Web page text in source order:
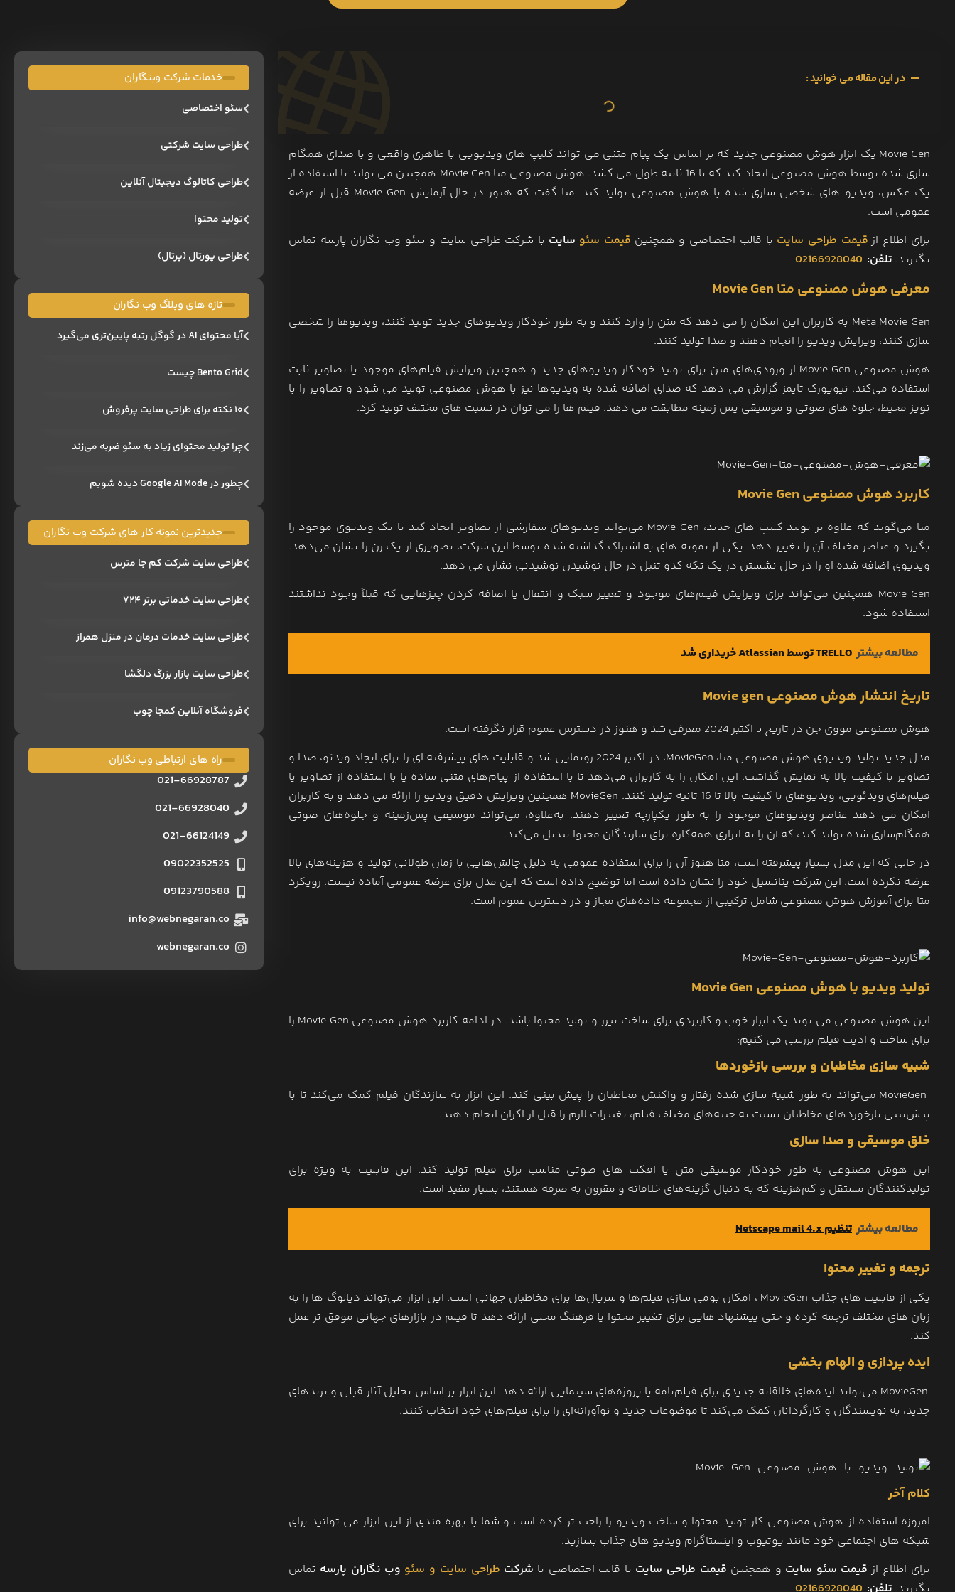
در این مقاله می خوانید :
Movie Gen یک ابزار هوش مصنوعی جدید که بر اساس یک پیام متنی می ‌تواند کلیپ‌ های ویدیویی با ظاهری واقعی و با صدای همگام‌
سازی شده توسط هوش مصنوعی ایجاد کند که تا 16 ثانیه طول می ‌کشد. هوش مصنوعی متا Movie Gen همچنین می تواند با استفاده از
یک عکس، ویدیو های شخصی سازی شده با هوش مصنوعی تولید کند. متا گفت که هنوز در حال آزمایش Movie Gen قبل از عرضه
عمومی است.
برای اطلاع از قیمت طراحی سایت با قالب اختصاصی و همچنین قیمت سئو سایت با شرکت طراحی سایت و سئو وب نگاران پارسه تماس
بگیرید. تلفن: 02166928040
معرفی هوش مصنوعی متا Movie Gen
Meta Movie Gen به کاربران این امکان را می دهد که متن را وارد کنند و به طور خودکار ویدیوهای جدید تولید کنند، ویدیوها را شخصی
سازی کنند، ویرایش ویدیو را انجام دهند و صدا تولید کنند.
هوش مصنوعی Movie Gen از ورودی‌های متن برای تولید خودکار ویدیوهای جدید و همچنین ویرایش فیلم‌های موجود یا تصاویر ثابت
استفاده می‌کند. نیویورک تایمز گزارش می دهد که صدای اضافه شده به ویدیوها نیز با هوش مصنوعی تولید می شود و تصاویر را با
نویز محیط، جلوه های صوتی و موسیقی پس زمینه مطابقت می دهد. فیلم ها را می توان در نسبت های مختلف تولید کرد.
کاربرد هوش مصنوعی Movie Gen
متا می‌گوید که علاوه بر تولید کلیپ ‌های جدید، Movie Gen می‌تواند ویدیوهای سفارشی از تصاویر ایجاد کند یا یک ویدیوی موجود را
بگیرد و عناصر مختلف آن را تغییر دهد. یکی از نمونه‌ های به اشتراک گذاشته شده توسط این شرکت، تصویری از یک زن را نشان می‌دهد.
ویدیوی اضافه شده او را در حال نشستن در یک تکه کدو تنبل در حال نوشیدن نوشیدنی نشان می دهد.
Movie Gen همچنین می‌تواند برای ویرایش فیلم‌های موجود و تغییر سبک و انتقال یا اضافه کردن چیزهایی که قبلاً وجود نداشتند
استفاده شود.
مطالعه بیشتر TRELLO توسط Atlassian خریداری شد
تاریخ انتشار هوش مصنوعی Movie gen
هوش مصنوعی مووی جن در تاریخ 5 اکتبر 2024 معرفی شد و هنوز در دسترس عموم قرار نگرفته است.
مدل جدید تولید ویدیوی هوش مصنوعی متا، MovieGen، در اکتبر 2024 رونمایی شد و قابلیت های پیشرفته ای را برای ایجاد ویدئو، صدا و
تصاویر با کیفیت بالا به نمایش گذاشت. این امکان را به کاربران می‌دهد تا با استفاده از پیام‌های متنی ساده یا با استفاده از تصاویر یا
فیلم‌های ویدئویی، ویدیوهای با کیفیت بالا تا 16 ثانیه تولید کنند. MovieGen همچنین ویرایش دقیق ویدیو را ارائه می دهد و به کاربران
امکان می دهد عناصر ویدیوهای موجود را به طور یکپارچه تغییر دهند. به‌علاوه، می‌تواند موسیقی پس‌زمینه و جلوه‌های صوتی
همگام‌سازی شده تولید کند، که آن را به ابزاری همه‌کاره برای سازندگان محتوا تبدیل می‌کند.
در حالی که این مدل بسیار پیشرفته است، متا هنوز آن را برای استفاده عمومی به دلیل چالش‌هایی با زمان طولانی تولید و هزینه‌های بالا
عرضه نکرده است. این شرکت پتانسیل خود را نشان داده است اما توضیح داده است که این مدل برای عرضه عمومی آماده نیست. رویکرد
متا برای آموزش هوش مصنوعی شامل ترکیبی از مجموعه داده‌های مجاز و در دسترس عموم است.
تولید ویدیو با هوش مصنوعی Movie Gen
این هوش مصنوعی می توند یک ابزار خوب و کاربردی برای ساخت تیزر و تولید محتوا باشد. در ادامه کاربرد هوش مصنوعی Movie Gen را
برای ساخت و ادیت فیلم بررسی می کنیم:
شبیه ‌سازی مخاطبان و بررسی بازخوردها
MovieGen می‌تواند به طور شبیه‌ سازی‌ شده رفتار و واکنش مخاطبان را پیش ‌بینی کند. این ابزار به سازندگان فیلم کمک می‌کند تا با
پیش‌بینی بازخوردهای مخاطبان نسبت به جنبه‌های مختلف فیلم، تغییرات لازم را قبل از اکران انجام دهند.
خلق موسیقی و صدا سازی
این هوش مصنوعی به طور خودکار موسیقی متن یا افکت‌ های صوتی مناسب برای فیلم تولید کند. این قابلیت به ویژه برای
تولیدکنندگان مستقل و کم‌هزینه که به دنبال گزینه‌های خلاقانه و مقرون ‌به‌ صرفه هستند، بسیار مفید است.
مطالعه بیشتر تنظیم Netscape mail 4.x
ترجمه و تغییر محتوا
یکی از قابلیت ‌های جذاب MovieGen ، امکان بومی ‌سازی فیلم‌ها و سریال‌ها برای مخاطبان جهانی است. این ابزار می‌تواند دیالوگ ‌ها را به
زبان‌ های مختلف ترجمه کرده و حتی پیشنهاد هایی برای تغییر محتوا یا فرهنگ محلی ارائه دهد تا فیلم در بازارهای جهانی موفق‌ تر عمل
کند.
ایده ‌پردازی و الهام بخشی
MovieGen می‌تواند ایده‌های خلاقانه جدیدی برای فیلم‌نامه یا پروژه‌های سینمایی ارائه دهد. این ابزار بر اساس تحلیل آثار قبلی و ترندهای
جدید، به نویسندگان و کارگردانان کمک می‌کند تا موضوعات جدید و نوآورانه‌ای را برای فیلم‌های خود انتخاب کنند.
کلام آخر
امروزه استفاده از هوش مصنوعی کار تولید محتوا و ساخت ویدیو را راحت تر کرده است و شما با بهره مندی از این ابزار می توانید برای
شبکه های اجتماعی خود مانند یوتیوب و اینستاگرام ویدیو های جذاب بسازید.
برای اطلاع از قیمت سئو سایت و همچنین قیمت طراحی سایت با قالب اختصاصی با شرکت طراحی سایت و سئو وب نگاران پارسه تماس
خدمات شرکت وبنگاران
سئو اختصاصی
طراحی سایت شرکتی
طراحی کاتالوگ دیجیتال آنلاین
تولید محتوا
طراحی پورتال (پرتال)
تازه های وبلاگ وب نگاران
آیا محتوای AI در گوگل رتبه پایین‌تری می‌گیرد
Bento Grid چیست
۱۰ نکته برای طراحی سایت پرفروش
چرا تولید محتوای زیاد به سئو ضربه می‌زند
چطور در Google AI Mode دیده شویم
جدیدترین نمونه کار های شرکت وب نگاران
طراحی سایت شرکت کم جا مترس
طراحی سایت خدماتی برتر ۷۲۴
طراحی سایت خدمات درمان در منزل همراز
طراحی سایت بازار بزرگ دلگشا
فروشگاه آنلاین کمجا چوب
راه های ارتباطی وب نگاران
021-66928787
021-66928040
021-66124149
09022352525
09123790588
info@webnegaran.co
webnegaran.co